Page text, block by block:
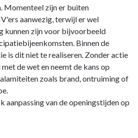
Momenteel zijn er buiten
aanwezig, terwijl er wel
kunnen zijn voor bijvoorbeeld
Binnen de
is dit niet te realiseren. Zonder actie
de wet en neemt de kans op
zoals brand, ontruiming of
aanpassing van de openingstijden op